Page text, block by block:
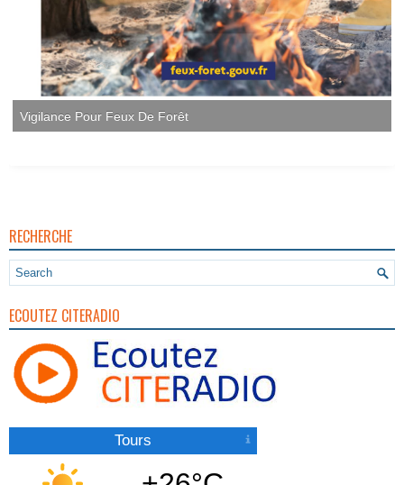
Vigilance Pour Feux De Forêt
RECHERCHE
ECOUTEZ CITERADIO
Tours